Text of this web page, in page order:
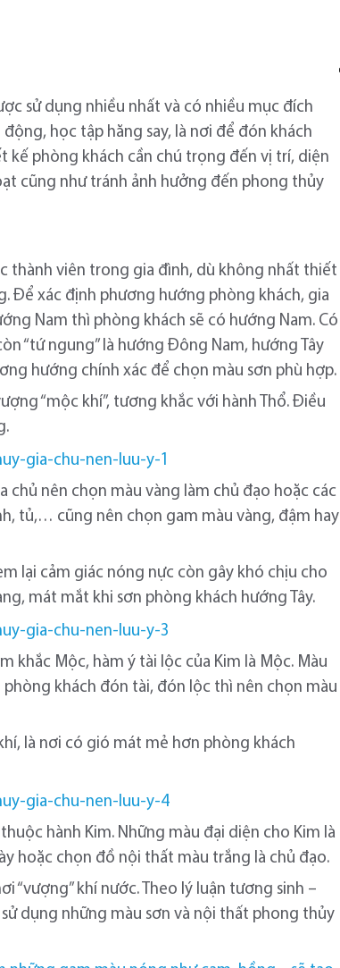
sử dụng nhiều nhất và có nhiều mục đích
học tập hăng say, là nơi để đón khách
kế phòng khách cần chú trọng đến vị trí, diện
cũng như tránh ảnh hưởng đến phong thủy
thành viên trong gia đình, dù không nhất thiết
Để xác định phương hướng phòng khách, gia
Nam thì phòng khách sẽ có hướng Nam. Có
“tứ ngung” là hướng Đông Nam, hướng Tây
hướng chính xác để chọn màu sơn phù hợp.
“mộc khí”, tương khắc với hành Thổ. Điều
nên chọn màu vàng làm chủ đạo hoặc các
tủ,… cũng nên chọn gam màu vàng, đậm hay
lại cảm giác nóng nực còn gây khó chịu cho
mát mắt khi sơn phòng khách hướng Tây.
khắc Mộc, hàm ý tài lộc của Kim là Mộc. Màu
khách đón tài, đón lộc thì nên chọn màu
là nơi có gió mát mẻ hơn phòng khách
hành Kim. Những màu đại diện cho Kim là
hoặc chọn đồ nội thất màu trắng là chủ đạo.
“vượng” khí nước. Theo lý luận tương sinh –
dụng những màu sơn và nội thất phong thủy